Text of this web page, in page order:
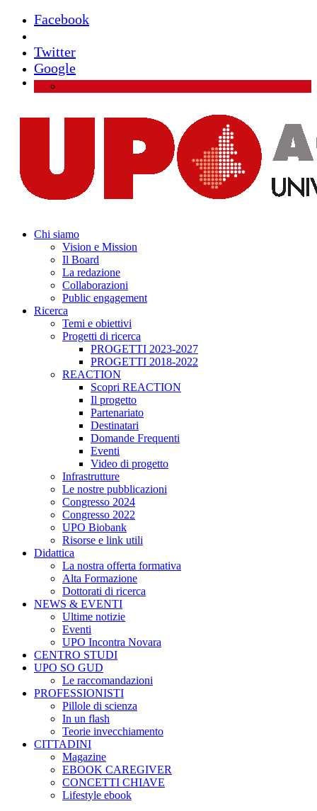
Facebook
Twitter
Google
Chi siamo
Vision e Mission
Il Board
La redazione
Collaborazioni
Public engagement
Ricerca
Temi e obiettivi
Progetti di ricerca
PROGETTI 2023-2027
PROGETTI 2018-2022
REACTION
Scopri REACTION
Il progetto
Partenariato
Destinatari
Domande Frequenti
Eventi
Video di progetto
Infrastrutture
Le nostre pubblicazioni
Congresso 2024
Congresso 2022
UPO Biobank
Risorse e link utili
Didattica
La nostra offerta formativa
Alta Formazione
Dottorati di ricerca
NEWS & EVENTI
Ultime notizie
Eventi
UPO Incontra Novara
CENTRO STUDI
UPO SO GUD
Le raccomandazioni
PROFESSIONISTI
Pillole di scienza
In un flash
Teorie invecchiamento
CITTADINI
Magazine
EBOOK CAREGIVER
CONCETTI CHIAVE
Lifestyle ebook